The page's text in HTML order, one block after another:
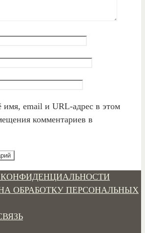
имя, email и URL-адрес в этом
комментариев в
ОБРАБОТКУ ПЕРСОНАЛЬНЫХ